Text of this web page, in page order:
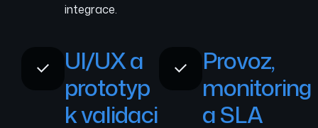
integrace.
UI/UX a
prototyp
k validaci
Provoz,
monitoring
a SLA